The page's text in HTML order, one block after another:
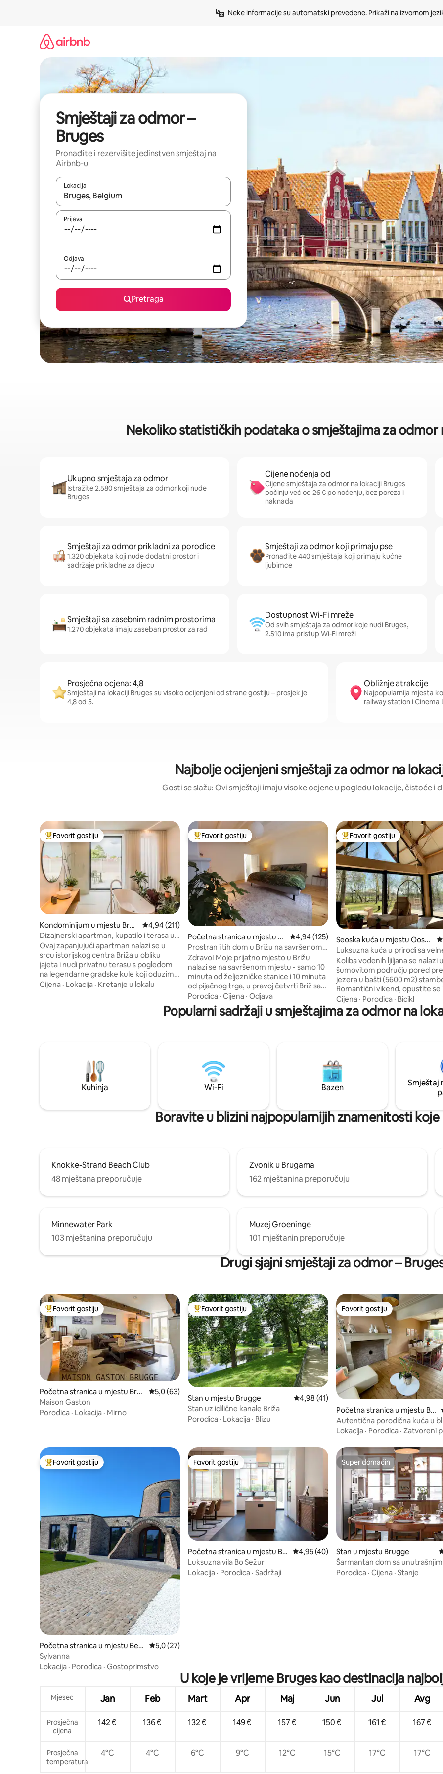
Neke informacije su automatski prevedene. Prikaži na izvornom
Smještaji za odmor –
Bruges
Pronađite i rezervišite jedinstven smještaj na
Airbnb-u
Lokacija
Kad su rezultati dostupni, možete da se krećete kroz njih pomoću strelica nagore i nadolje, kao i da ih istražujte dodirom
Prijava
Odjava
Pretraga
Nekoliko statističkih podataka o smještajima za odmor
Ukupno smještaja za odmor
Istražite 2.580 smještaja za odmor koji nude
Bruges
Cijene noćenja od
Cijene smještaja za odmor na lokaciji Bruges
počinju već od 26 € po noćenju, bez poreza i
naknada
Smještaji za odmor prikladni za porodice
1.320 objekata koji nude dodatni prostor i
sadržaje prikladne za djecu
Smještaji za odmor koji primaju pse
Pronađite 440 smještaja koji primaju kućne
ljubimce
Smještaji sa zasebnim radnim prostorima
1.270 objekata imaju zaseban prostor za rad
Dostupnost Wi-Fi mreže
Od svih smještaja za odmor koje nudi Bruges,
2.510 ima pristup Wi-Fi mreži
Prosječna ocjena: 4,8
Smještaji na lokaciji Bruges su visoko ocijenjeni od strane gostiju – prosjek je
4,8 od 5.
Obližnje atrakcije
Najpopularnija mjesta
railway station i Cinema
Najbolje ocijenjeni smještaji za odmor na
Gosti se slažu: Ovi smještaji imaju visoke ocjene u pogledu lokacije, čistoće i
Glavni favorit gostiju
Favorit gostiju
Kondominijum u mjestu Brug
ge
prosječna ocjena 4,94 od 5, recenzija: 211
4,94 (211)
Dizajnerski apartman, kupatilo i terasa u
Brižu
Ovaj zapanjujući apartman nalazi se u
srcu istorijskog centra Briža u obliku
jajeta i nudi privatnu terasu s pogledom
na legendarne gradske kule koji oduzima
dah. Unutra ćete naći luksuzni bračni
espreso. Dizajniran kao mirno utočište,
noćenju) dostupan je u blizini, u
zavisnosti od raspoloživosti i po principu
„ko prvi dođe, prvi dobije”.
Cijena · Lokacija · Kretanje u lokalu
Glavni favorit gostiju
Favorit gostiju
Početna stranica u mjestu Br
ugge
prosječna ocjena 4,94 od 5, recenzija: 125
4,94 (125)
Prostran i tih dom u Brižu na savršenom
mjestu!
Zdravo! Moje prijatno mjesto u Brižu
nalazi se na savršenom mjestu - samo 10
minuta od željezničke stanice i 10 minuta
od pijačnog trga, u pravoj četvrti Briž sa
lokalnim barovima, restoranima i
prodavnicama na pragu i odmah pored
jednog od najljepših parkova u Brižu.
za opuštajući boravak u prelijepom Brižu!
Nadam se da ću vam uskoro poželjeti
dobrodošlicu!
Porodica · Cijena · Odjava
Glavni favorit gostiju
Favorit gostiju
Seoska kuća u mjestu Oostk
amp
Luksuzna kuća u prirodi sa
pored jezera
Koliba vodenih ljiljana se nalazi u
šumovitom području pored
jezera u bašti (5600 m2)
Romantični vikend, opustite se
tišinu na našoj plutajućoj terasi ili
opustite u hidromasažnoj kadi
buretu (koristite besplatno)
Istorijski gradovi Briž i Gent, kao
nalaze se u blizini. Otkrijte
okruženja.
Cijena · Porodica · Bicikl
Popularni sadržaji u smještajima za odmor na
Kuhinja Wi-Fi Bazen
Smještaj
Boravite u blizini najpopularnijih znamenitosti koje
Knokke-Strand Beach Club
48 mještana preporučuje
Zvonik u Brugama
162 mještanina preporučuju
Minnewater Park
103 mještanina preporučuju
Muzej Groeninge
101 mještanin preporučuje
Drugi sjajni smještaji za odmor –
Glavni favorit gostiju
Favorit gostiju
Početna stranica u mjestu Bru
gge
prosječna ocjena 5,0 od 5, recenzija: 63
5,0 (63)
Maison Gaston
Porodica · Lokacija · Mirno
Glavni favorit gostiju
Favorit gostiju
Stan u mjestu Brugge prosječna ocjena 4,98 od 5, recenzija: 41
4,98 (41)
Stan uz idilične kanale Briža
Porodica · Lokacija · Blizu
Favorit gostiju
Favorit gostiju
Početna stranica u mjestu Br
ugge
Autentična porodična kuća u
kanala
Lokacija · Porodica · Zatvoreni
Glavni favorit gostiju
Favorit gostiju
Početna stranica u mjestu Bee
rnem
prosječna ocjena 5,0 od 5, recenzija: 27
5,0 (27)
Sylvanna
Lokacija · Porodica · Gostoprimstvo
Favorit gostiju
Favorit gostiju
Početna stranica u mjestu Br
ugge
prosječna ocjena 4,95 od 5, recenzija: 40
4,95 (40)
Luksuzna vila Bo Sežur
Lokacija · Porodica · Sadržaji
Super domaćin
Super domaćin
Stan u mjestu Brugge
Šarmantan dom sa unutrašnjim
dvorištem u istorijskom centru
Porodica · Cijena · Stanje
U koje je vrijeme Bruges kao destinacija
Mjesec Jan Feb Mart Apr Maj Jun Jul Avg
Prosječna
cijena
142 € 136 € 132 € 149 € 157 € 150 € 161 € 167 €
Prosječna
temperatura
4°C 4°C 6°C 9°C 12°C 15°C 17°C 17°C